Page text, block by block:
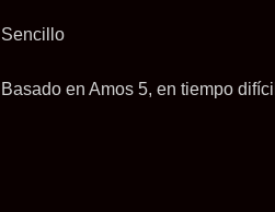
Sencillo
Basado en Amos 5, en tiempo